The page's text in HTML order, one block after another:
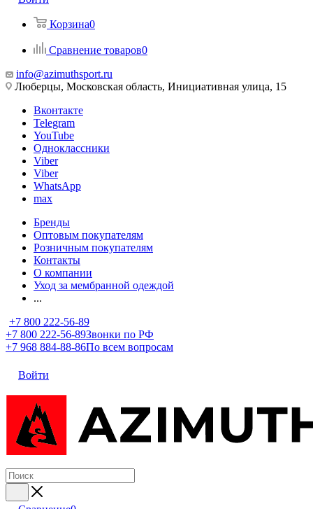
Корзина0
Сравнение товаров0
info@azimuthsport.ru
Люберцы, Московская область, Инициативная улица, 15
Вконтакте
Telegram
YouTube
Одноклассники
Viber
Viber
WhatsApp
max
Бренды
Оптовым покупателям
Розничным покупателям
Контакты
О компании
Уход за мембранной одеждой
...
+7 800 222-56-89
+7 800 222-56-89Звонки по РФ
+7 968 884-88-86По всем вопросам
Войти